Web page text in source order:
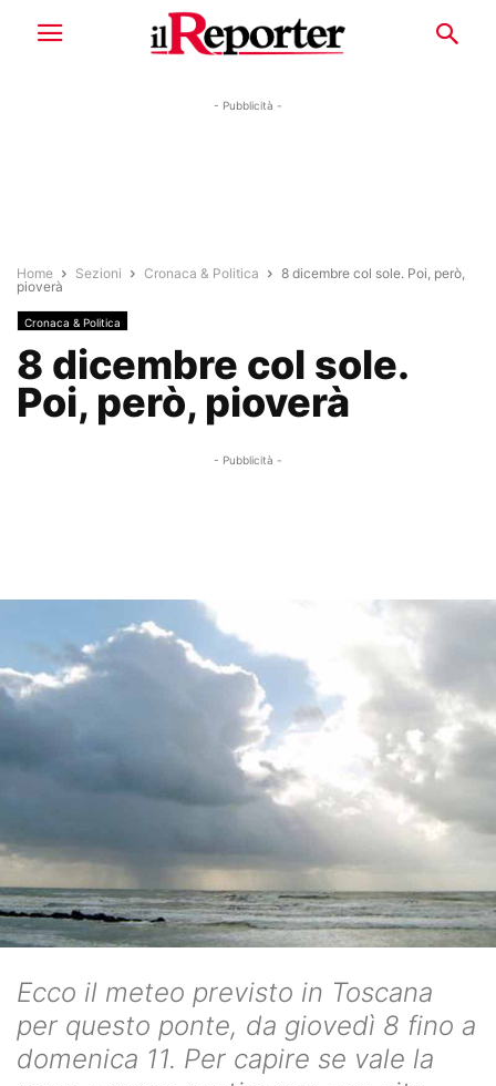
- Pubblicità -
Home Sezioni Cronaca & Politica
8 dicembre col sole. Poi, però,
pioverà
Cronaca & Politica
8 dicembre col sole.
Poi, però, pioverà
- Pubblicità -
Ecco il meteo previsto in Toscana
per questo ponte, da giovedì 8 fino a
domenica 11. Per capire se vale la